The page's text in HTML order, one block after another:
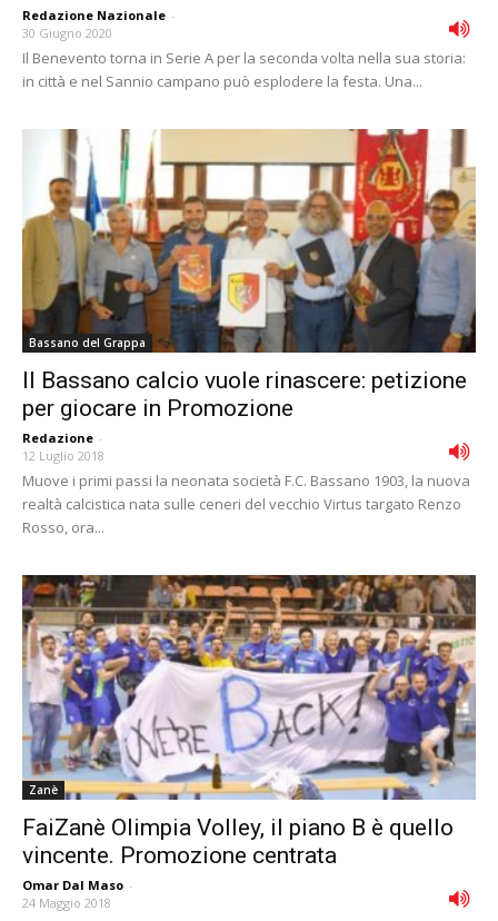
Redazione Nazionale -
30 Giugno 2020
Il Benevento torna in Serie A per la seconda volta nella sua storia:
in città e nel Sannio campano può esplodere la festa. Una...
Bassano del Grappa
Il Bassano calcio vuole rinascere: petizione
per giocare in Promozione
Redazione -
12 Luglio 2018
Muove i primi passi la neonata società F.C. Bassano 1903, la nuova
realtà calcistica nata sulle ceneri del vecchio Virtus targato Renzo
Rosso, ora...
Zanè
FaiZanè Olimpia Volley, il piano B è quello
vincente. Promozione centrata
Omar Dal Maso -
24 Maggio 2018